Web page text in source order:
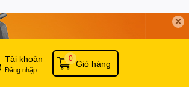
✕
Tài khoản
Đăng nhập
Giỏ hàng
0